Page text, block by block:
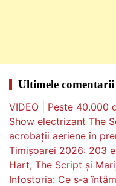
Ultimele comentarii
VIDEO | Peste 40.000
Show electrizant The
acrobații aeriene în
Timișoarei 2026: 203
Hart, The Script și
Infostoria: Ce s-a